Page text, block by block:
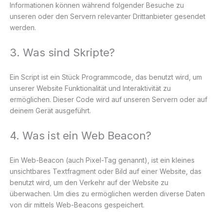
Informationen können während folgender Besuche zu
unseren oder den Servern relevanter Drittanbieter gesendet
werden.
3. Was sind Skripte?
Ein Script ist ein Stück Programmcode, das benutzt wird, um
unserer Website Funktionalität und Interaktivität zu
ermöglichen. Dieser Code wird auf unseren Servern oder auf
deinem Gerät ausgeführt.
4. Was ist ein Web Beacon?
Ein Web-Beacon (auch Pixel-Tag genannt), ist ein kleines
unsichtbares Textfragment oder Bild auf einer Website, das
benutzt wird, um den Verkehr auf der Website zu
überwachen. Um dies zu ermöglichen werden diverse Daten
von dir mittels Web-Beacons gespeichert.